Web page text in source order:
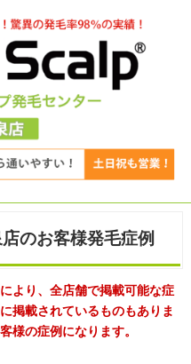
のお客様発毛症例
より、全店舗で掲載可能な症
掲載されているものもありま
様の症例になります。